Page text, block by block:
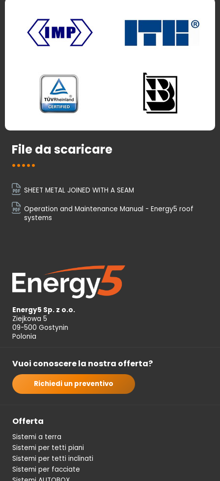
File da scaricare
SHEET METAL JOINED WITH A SEAM
Operation and Maintenance Manual - Energy5 roof
systems
Energy5 Sp. z o.o.
Ziejkowa 5
09-500 Gostynin
Polonia
Vuoi conoscere la nostra offerta?
Richiedi un preventivo
Offerta
Sistemi a terra
Sistemi per tetti piani
Sistemi per tetti inclinati
Sistemi per facciate